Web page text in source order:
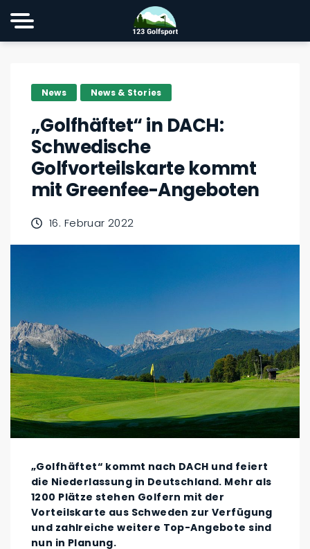
News News & Stories
„Golfhäftet“ in DACH:
Schwedische
Golfvorteilskarte kommt
mit Greenfee-Angeboten
16. Februar 2022
„Golfhäftet“ kommt nach DACH und feiert
die Niederlassung in Deutschland. Mehr als
1200 Plätze stehen Golfern mit der
Vorteilskarte aus Schweden zur Verfügung
und zahlreiche weitere Top-Angebote sind
nun in Planung.